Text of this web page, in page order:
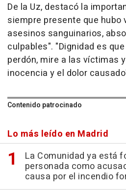
De la Uz, destacó la
siempre presente que
asesinos sanguinarios,
culpables". "Dignidad es
perdón, mire a las víctimas
inocencia y el dolor
Contenido patrocinado
Lo más leído en Madrid
La Comunidad ya está
personada como
causa por el incendio